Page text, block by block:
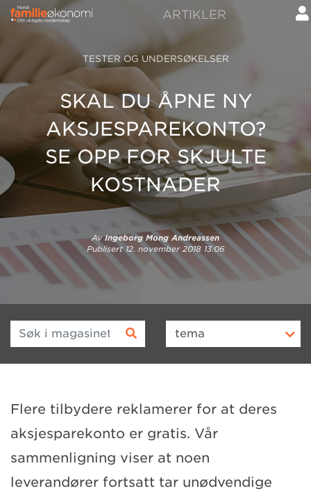
ARTIKLER
TESTER OG UNDERSØKELSER
SKAL DU ÅPNE NY
AKSJESPAREKONTO?
SE OPP FOR SKJULTE
KOSTNADER
AvIngeborg Mong Andreassen
Publisert 12. november 2018 13:06
Søk i magasinet tema
Flere tilbydere reklamerer for at deres
aksjesparekonto er gratis. Vår
sammenligning viser at noen
leverandører fortsatt tar unødvendige